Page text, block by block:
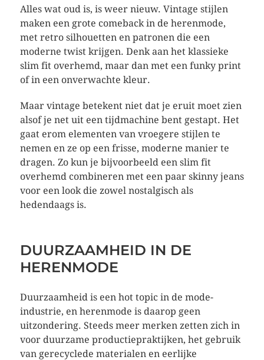
Alles wat oud is, is weer nieuw. Vintage stijlen
maken een grote comeback in de herenmode,
met retro silhouetten en patronen die een
moderne twist krijgen. Denk aan het klassieke
slim fit overhemd, maar dan met een funky print
of in een onverwachte kleur.
Maar vintage betekent niet dat je eruit moet zien
alsof je net uit een tijdmachine bent gestapt. Het
gaat erom elementen van vroegere stijlen te
nemen en ze op een frisse, moderne manier te
dragen. Zo kun je bijvoorbeeld een slim fit
overhemd combineren met een paar skinny jeans
voor een look die zowel nostalgisch als
hedendaags is.
DUURZAAMHEID IN DE
HERENMODE
Duurzaamheid is een hot topic in de mode-
industrie, en herenmode is daarop geen
uitzondering. Steeds meer merken zetten zich in
voor duurzame productiepraktijken, het gebruik
van gerecyclede materialen en eerlijke